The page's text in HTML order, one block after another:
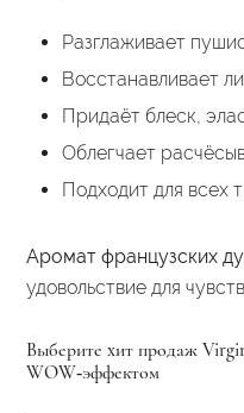
Разглаживает
Восстанавливает
Придаётблеск,
Облегчает
Подходитдля всех
Ароматфранцузских
удовольствиедля
Выберите хитпродаж
WOW‑эффектом